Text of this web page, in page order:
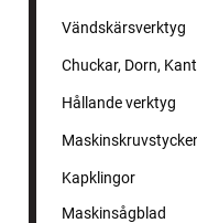
Vändskärsverktyg
Chuckar, Dorn,
Hållande verktyg
Kapklingor
Maskinsågblad